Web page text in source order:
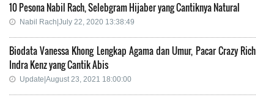
10 Pesona Nabil Rach, Selebgram Hijaber yang Cantiknya Natural
Nabil Rach|July 22, 2020 13:38:49
Biodata Vanessa Khong Lengkap Agama dan Umur, Pacar Crazy Rich
Indra Kenz yang Cantik Abis
Update|August 23, 2021 18:00:00